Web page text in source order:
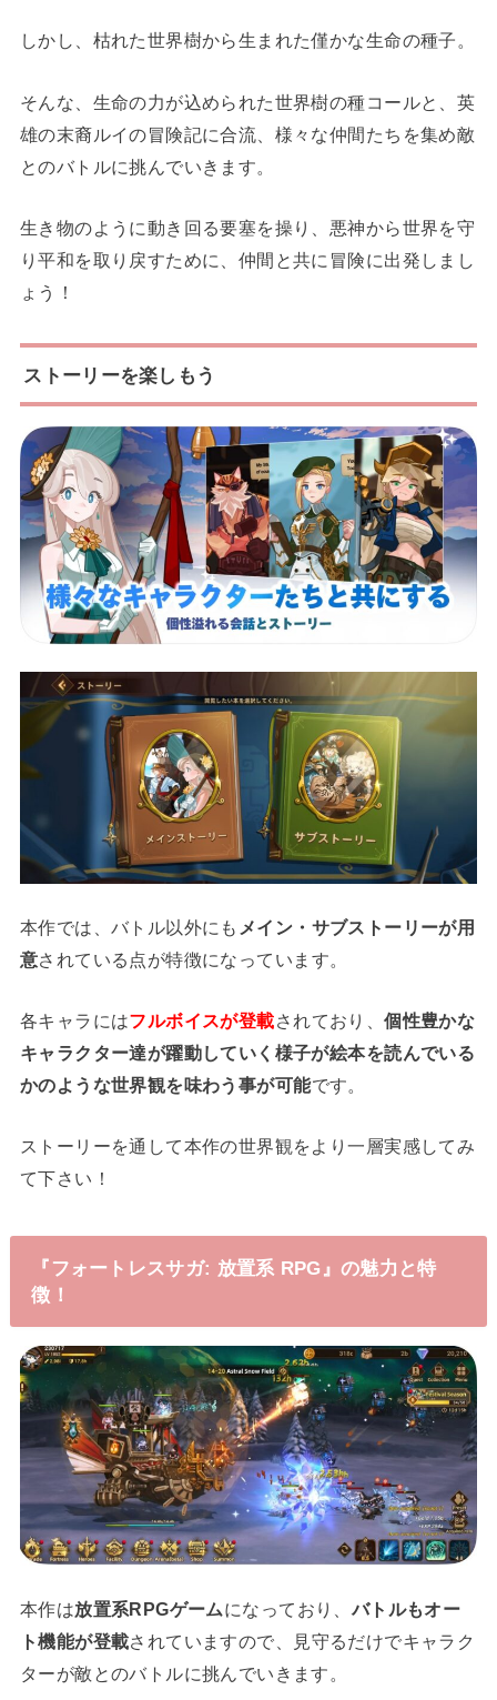
しかし、枯れた世界樹から生まれた僅かな生命の種子。
そんな、生命の力が込められた世界樹の種コールと、英
雄の末裔ルイの冒険記に合流、様々な仲間たちを集め敵
とのバトルに挑んでいきます。
生き物のように動き回る要塞を操り、悪神から世界を守
り平和を取り戻すために、仲間と共に冒険に出発しまし
ょう！
ストーリーを楽しもう
本作では、バトル以外にも メイン・サブストーリーが用
意されている点が特徴になっています。
各キャラにはフルボイスが登載されており、個性豊かな
キャラクター達が躍動していく様子が絵本を読んでいる
かのような世界観を味わう事が可能です。
ストーリーを通して本作の世界観をより一層実感してみ
て下さい！
『フォートレスサガ: 放置系 RPG』の魅力と特
徴！
本作は放置系RPGゲームになっており、バトルもオー
ト機能が登載されていますので、見守るだけでキャラク
ターが敵とのバトルに挑んでいきます。